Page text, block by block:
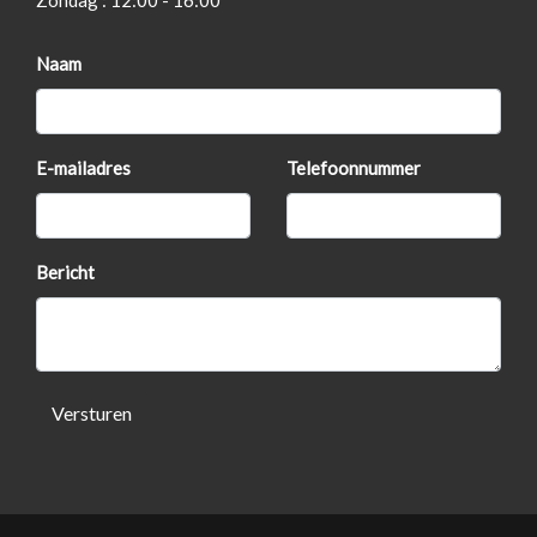
Sportstoelen
Exterieur
Bi-xenon koplampen
Centrale vergrendeling met afstandsbediening
Dimlichten automatisch
Naam
E-mailadres Telefoonnummer
Bericht
Versturen